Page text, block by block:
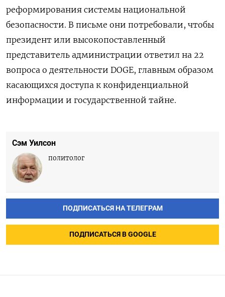
реформирования системы национальной
безопасности. В письме они потребовали, чтобы
президент или высокопоставленный
представитель администрации ответил на 22
вопроса о деятельности DOGE, главным образом
касающихся доступа к конфиденциальной
информации и государственной тайне.
Сэм Уилсон
политолог
ПОДПИСАТЬСЯ НА ТЕЛЕГРАМ
ПОДПИСАТЬСЯ В GOOGLE